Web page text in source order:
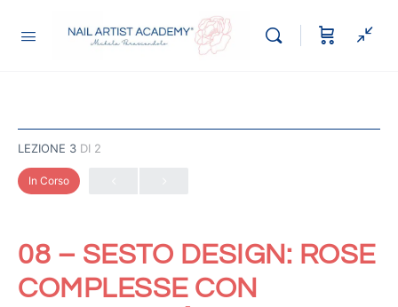
LEZIONE 3 DI 2
In Corso
08 – SESTO DESIGN: ROSE
COMPLESSE CON